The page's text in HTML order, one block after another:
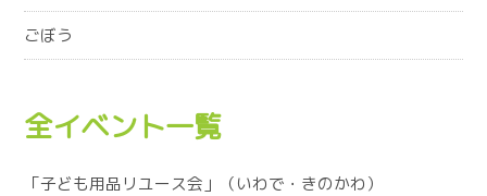
ごぼう
全イベント一覧
「子ども用品リユース会」（いわで・きのかわ）